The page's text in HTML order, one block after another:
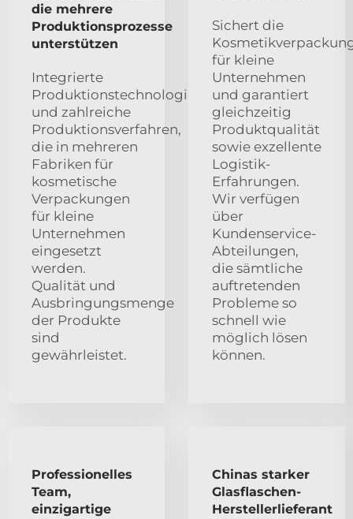
die mehrere
Produktionsprozesse
unterstützen
Integrierte
Produktionstechnologie
und zahlreiche
Produktionsverfahren,
die in mehreren
Fabriken für
kosmetische
Verpackungen
für kleine
Unternehmen
eingesetzt
werden.
Qualität und
Ausbringungsmenge
der Produkte
sind
gewährleistet.
Sichert die
für kleine
Unternehmen
und garantiert
gleichzeitig
Produktqualität
sowie exzellente
Logistik-
Erfahrungen.
Wir verfügen
über
Kundenservice-
Abteilungen,
die sämtliche
auftretenden
Probleme so
schnell wie
möglich lösen
können.
Professionelles
Team,
einzigartige
Chinas starker
Glasflaschen-
Herstellerlieferant